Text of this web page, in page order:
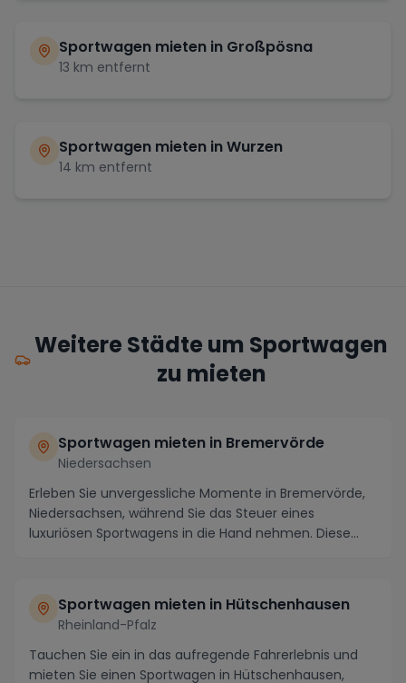
Sportwagen mieten in Großpösna
13 km entfernt
Sportwagen mieten inWurzen
14 km entfernt
Weitere Städte um Sportwagen
zu mieten
Sportwagen mieten in Bremervörde
Niedersachsen
Erleben Sie unvergessliche Momente in Bremervörde,
Niedersachsen, während Sie das Steuer eines
luxuriösen Sportwagens in die Hand nehmen. Diese
Sportwagen mieten in Hütschenhausen
Rheinland-Pfalz
Tauchen Sie ein in das aufregende Fahrerlebnis und
mieten Sie einen Sportwagen in Hütschenhausen,